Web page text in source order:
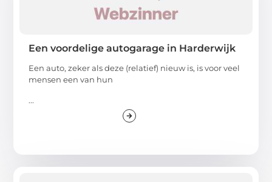
Een voordelige autogarage in Harderwijk
Een auto, zeker als deze (relatief) nieuw is, is voor veel
mensen een van hun
...